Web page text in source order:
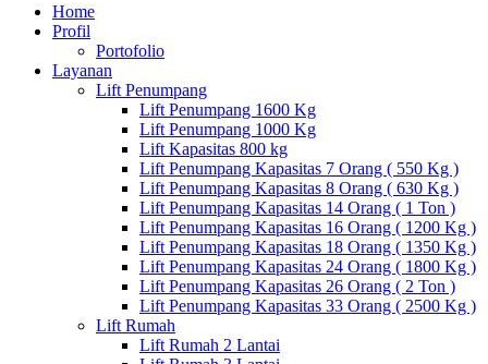
Home
Profil
Portofolio
Layanan
Lift Penumpang
Lift Penumpang 1600 Kg
Lift Penumpang 1000 Kg
Lift Kapasitas 800 kg
Lift Penumpang Kapasitas 7 Orang ( 550 Kg )
Lift Penumpang Kapasitas 8 Orang ( 630 Kg )
Lift Penumpang Kapasitas 14 Orang ( 1 Ton )
Lift Penumpang Kapasitas 16 Orang ( 1200 Kg )
Lift Penumpang Kapasitas 18 Orang ( 1350 Kg )
Lift Penumpang Kapasitas 24 Orang ( 1800 Kg )
Lift Penumpang Kapasitas 26 Orang ( 2 Ton )
Lift Penumpang Kapasitas 33 Orang ( 2500 Kg )
Lift Rumah
Lift Rumah 2 Lantai